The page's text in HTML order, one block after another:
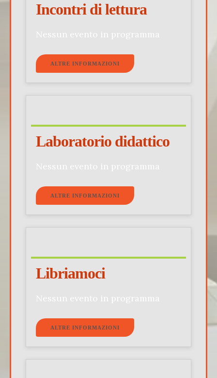
Incontri di lettura
Nessun evento in programma
ALTRE INFORMAZIONI
Laboratorio didattico
Nessun evento in programma
ALTRE INFORMAZIONI
Libriamoci
Nessun evento in programma
ALTRE INFORMAZIONI